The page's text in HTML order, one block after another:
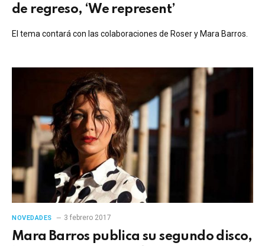
de regreso, ‘We represent’
El tema contará con las colaboraciones de Roser y Mara Barros.
NOVEDADES 3 febrero 2017
Mara Barros publica su segundo disco,